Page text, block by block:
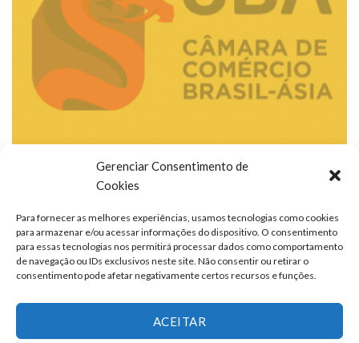
Gerenciar Consentimento de
Cookies
Para fornecer as melhores experiências, usamos tecnologias como cookies
para armazenar e/ou acessar informações do dispositivo. O consentimento
para essas tecnologias nos permitirá processar dados como comportamento
de navegação ou IDs exclusivos neste site. Não consentir ou retirar o
consentimento pode afetar negativamente certos recursos e funções.
ACEITAR